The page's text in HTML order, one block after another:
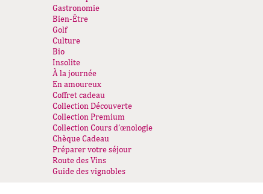
Gastronomie
Bien-Être
Golf
Culture
Bio
Insolite
À la journée
En amoureux
Coffret cadeau
Collection Découverte
Collection Premium
Collection Cours d’œnologie
Chèque Cadeau
Préparer votre séjour
Route des Vins
Guide des vignobles